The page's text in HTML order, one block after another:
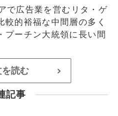
で広告業を営むリタ・ゲ
較的裕福な中間層の多く
プーチン大統領に長い間
読む >
記事